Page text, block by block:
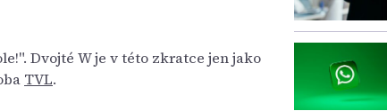
Dvojté W je v této zkratce jen jako
TVL.